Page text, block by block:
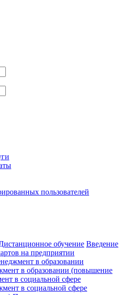
пользователей
обучение Введение
на предприятии
в образовании
в образовании (повышение
в социальной сфере
в социальной сфере